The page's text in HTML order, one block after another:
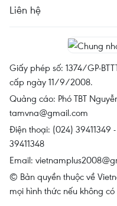
Liên hệ
Giấy phép số: 1374/GP-
cấp ngày 11/9/2008.
Quảng cáo: Phó TBT
tamvna@gmail.com
Điện thoại: (024) 39411349
39411348
Email:
© Bản quyền thuộc về
mọi hình thức nếu không